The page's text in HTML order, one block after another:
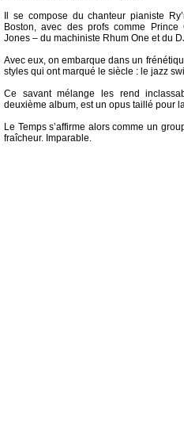
Il se compose du chanteur pianiste
Boston, avec des profs comme
Jones – du machiniste Rhum One et du
Avec eux, on embarque dans un
styles qui ont marqué le siècle : le jazz
Ce savant mélange les rend
deuxième album, est un opus taillé pour
Le Temps s’affirme alors comme un
fraîcheur. Imparable.